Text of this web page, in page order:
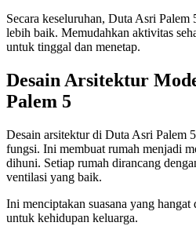
Secara keseluruhan, Duta Asri
lebih baik. Memudahkan aktivitas
untuk tinggal dan menetap.
Desain Arsitektur
Palem 5
Desain arsitektur di Duta Asri Palem
fungsi. Ini membuat rumah menjadi
dihuni. Setiap rumah dirancang
ventilasi yang baik.
Ini menciptakan suasana yang
untuk kehidupan keluarga.